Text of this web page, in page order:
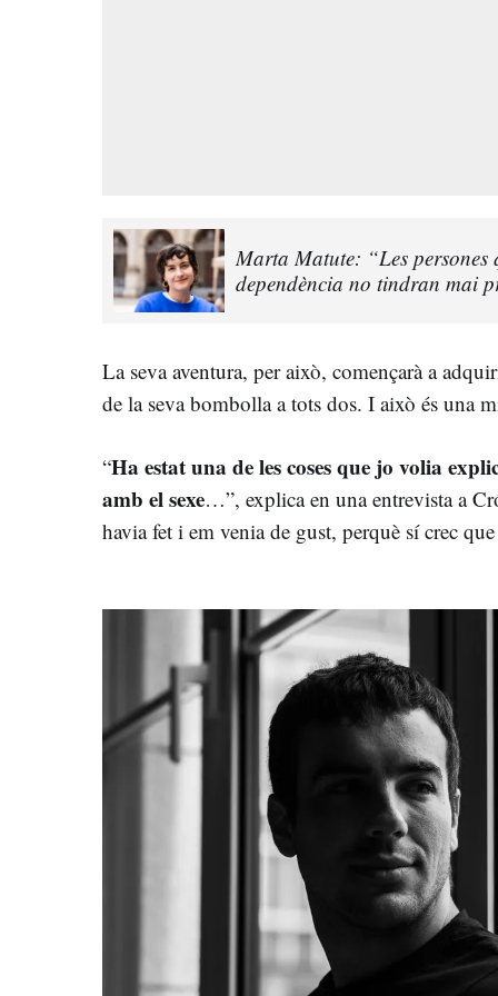
Marta Matute: “Les persones
dependència no tindran mai
La seva aventura, per això, començarà a
de la seva bombolla a tots dos. I això és una
“Ha estat una de les coses que jo volia
amb el sexe…”, explica en una entrevista a
havia fet i em venia de gust, perquè sí crec